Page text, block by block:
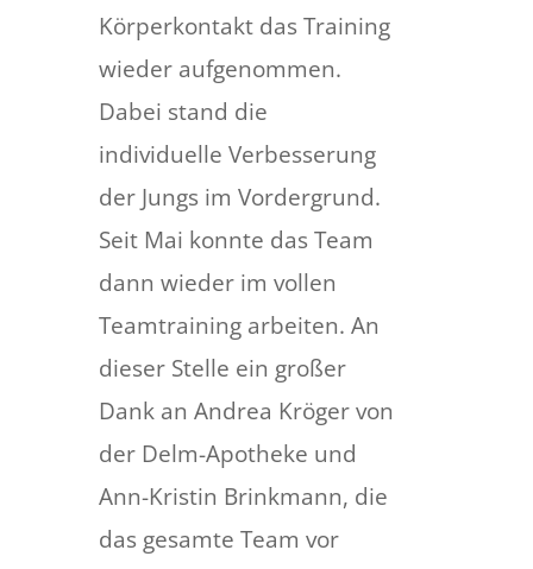
Körperkontakt das Training
wieder aufgenommen.
Dabei stand die
individuelle Verbesserung
der Jungs im Vordergrund.
Seit Mai konnte das Team
dann wieder im vollen
Teamtraining arbeiten. An
dieser Stelle ein großer
Dank an Andrea Kröger von
der Delm-Apotheke und
Ann-Kristin Brinkmann, die
das gesamte Team vor